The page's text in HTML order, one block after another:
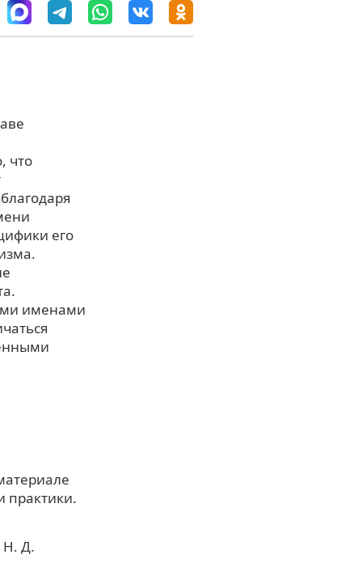
что
его
именами
практики.
Н. Д.